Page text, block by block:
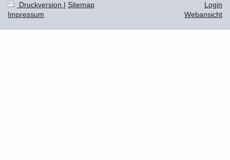
Druckversion | Sitemap
Impressum
Login
Webansicht